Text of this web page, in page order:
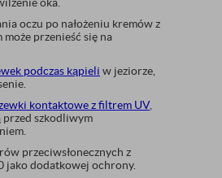
oczu po nałożeniu kremów z
przenieść się na
podczas kąpieli w jeziorze,
kontaktowe z filtrem UV,
szkodliwym
przeciwsłonecznych z
jako dodatkowej ochrony.